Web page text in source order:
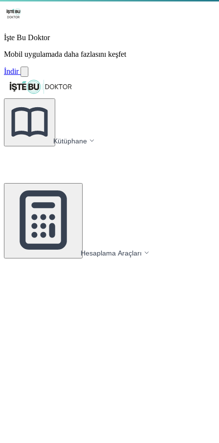
İşte Bu Doktor
Mobil uygulamada daha fazlasını keşfet
İndir
Kütüphane
Hesaplama Araçları